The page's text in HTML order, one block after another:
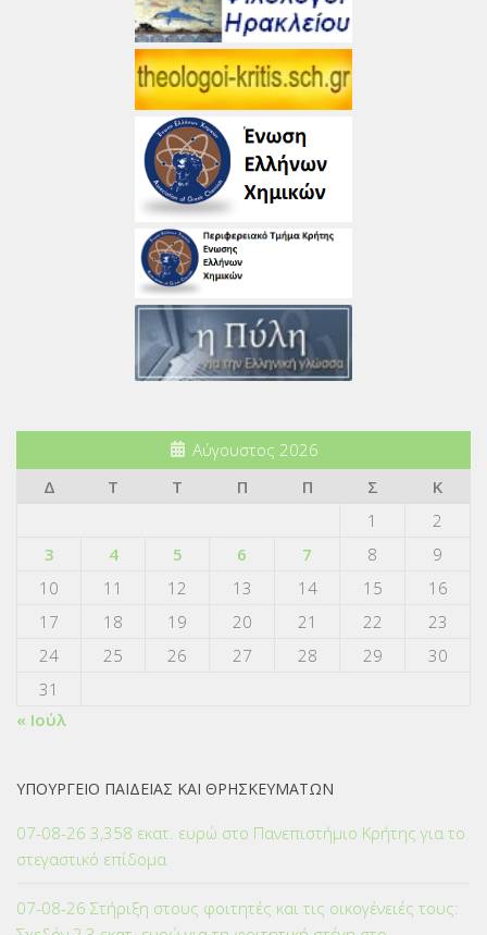
Αύγουστος 2026
Δ
Τ Τ Π Π Σ
Κ
1
2
3
4 5 6 7 8
9
10
11 12 13 14 15
16
17
18 19 20 21 22
23
24
25 26 27 28 29
30
31
« Ιούλ
ΥΠΟΥΡΓΕΙΟ ΠΑΙΔΕΙΑΣ ΚΑΙ ΘΡΗΣΚΕΥΜΑΤΩΝ
07-08-26 3,358 εκατ. ευρώ στο Πανεπιστήμιο Κρήτης για το
στεγαστικό επίδομα
07-08-26 Στήριξη στους φοιτητές και τις οικογένειές τους: